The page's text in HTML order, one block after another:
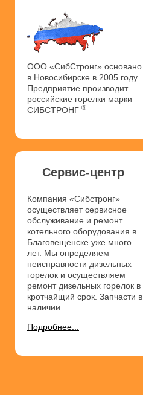
ООО «СибСтронг» основано
в Новосибирске в 2005 году.
Предприятие производит
российские горелки марки
СИБСТРОНГ ®
Сервис-центр
Компания «Сибстронг»
осуществляет сервисное
обслуживание и ремонт
котельного оборудования в
Благовещенске уже много
лет. Мы определяем
неисправности дизельных
горелок и осуществляем
ремонт дизельных горелок в
кротчайщий срок. Запчасти в
наличии.
Подробнее...